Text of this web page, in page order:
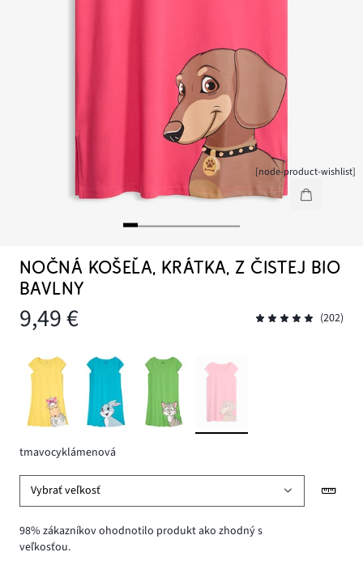
[node-product-wishlist]
NOČNÁ KOŠEĽA, KRÁTKA, Z ČISTEJ BIO
BAVLNY
9,49 € (202)
tmavocyklámenová
Vybrať veľkosť
98% zákazníkov ohodnotilo produkt ako zhodný s
veľkosťou.